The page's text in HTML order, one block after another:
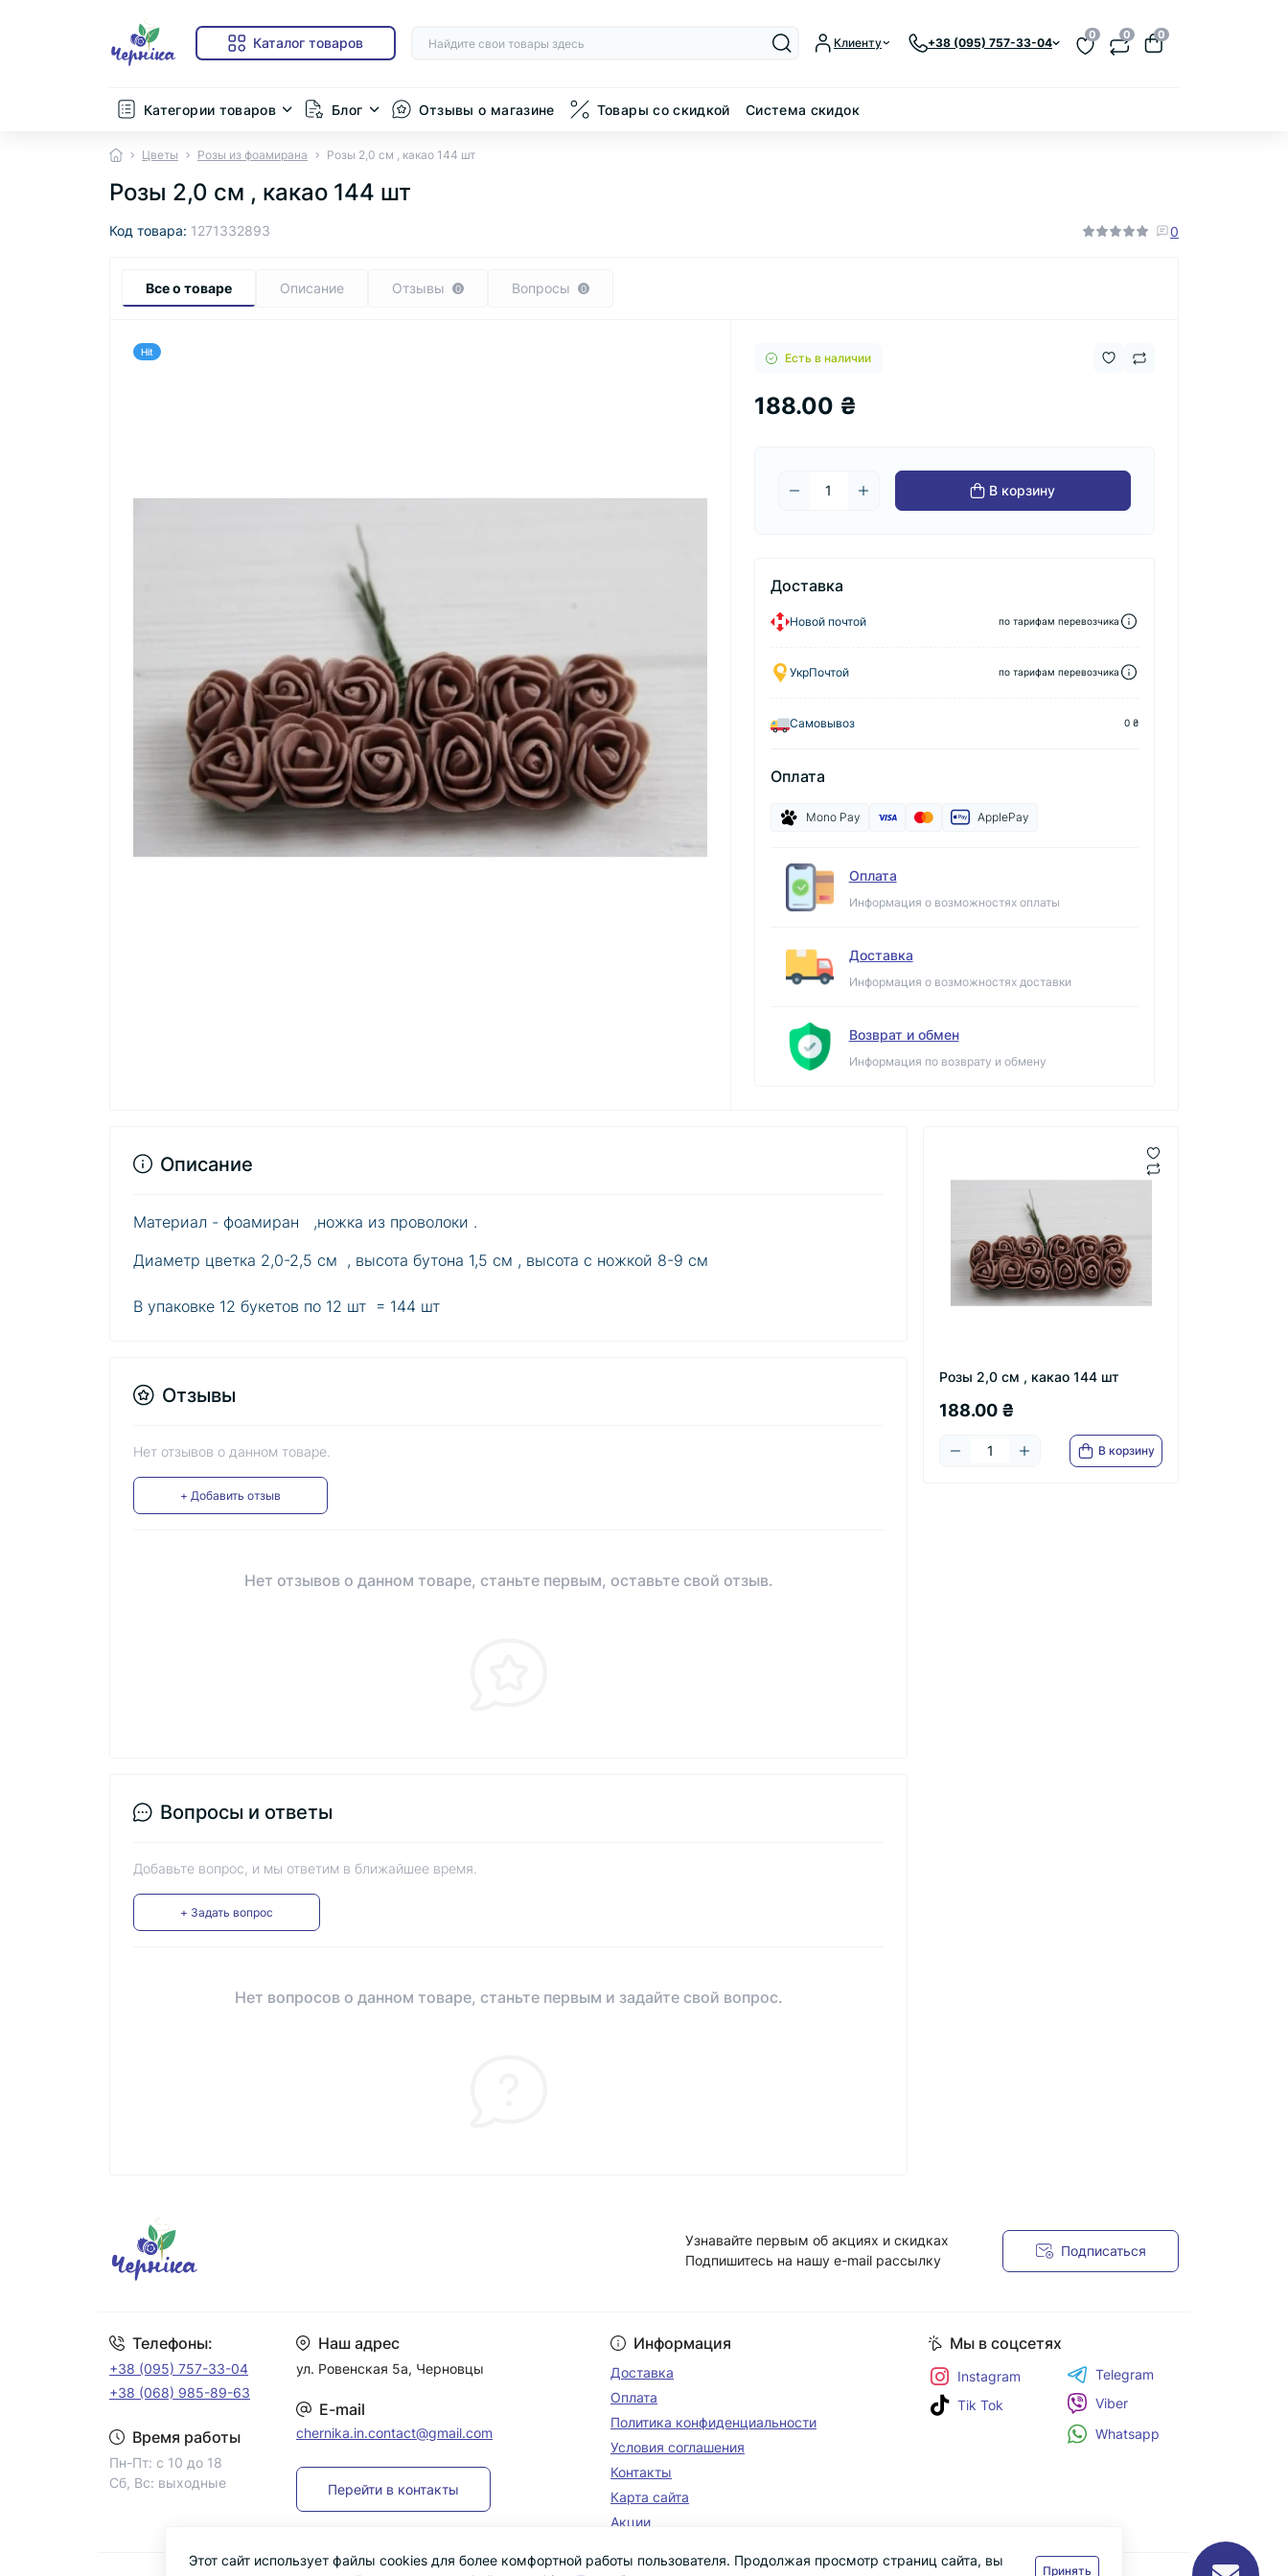
Каталог товаров Клиенту +38 (095) 757-33-04
0 0 0
Категории товаров Блог Отзывы о магазине Товары со скидкой Система скидок
Цветы Розы из фоамирана Розы 2,0 см , какао 144 шт
Розы 2,0 см , какао 144 шт
Код товара: 1271332893 0
Все о товаре Описание Отзывы 0 Вопросы 0
Hit Есть в наличии
188.00 ₴
В корзину
Доставка
Новой почтой по тарифам перевозчика
УкрПочтой по тарифам перевозчика
Самовывоз 0 ₴
Оплата
Mono Pay ApplePay
Оплата
Информация о возможностях оплаты
Доставка
Информация о возможностях доставки
Возврат и обмен
Информация по возврату и обмену
Розы 2,0 см , какао 144 шт
188.00 ₴
В корзину
Описание
Материал - фоамиран ,ножка из проволоки .
Диаметр цветка 2,0-2,5 см , высота бутона 1,5 см , высота с ножкой 8-9 см
В упаковке 12 букетов по 12 шт = 144 шт
Отзывы
Нет отзывов о данном товаре.
+ Добавить отзыв
Нет отзывов о данном товаре, станьте первым, оставьте свой отзыв.
Вопросы и ответы
Добавьте вопрос, и мы ответим в ближайшее время.
+ Задать вопрос
Нет вопросов о данном товаре, станьте первым и задайте свой вопрос.
Узнавайте первым об акциях и скидках
Подпишитесь на нашу e-mail рассылку
Подписаться
Телефоны:
+38 (095) 757-33-04
+38 (068) 985-89-63
Время работы
Пн-Пт: с 10 до 18
Сб, Вс: выходные
Наш адрес
ул. Ровенская 5а, Черновцы
E-mail
chernika.in.contact@gmail.com
Перейти в контакты
Информация
Доставка
Оплата
Политика конфиденциальности
Условия соглашения
Контакты
Карта сайта
Акции
Мы в соцсетях
Instagram
Tik Tok
Telegram
Viber
Whatsapp
Этот сайт использует файлы cookies для более комфортной работы пользователя. Продолжая просмотр страниц сайта, вы
Принять